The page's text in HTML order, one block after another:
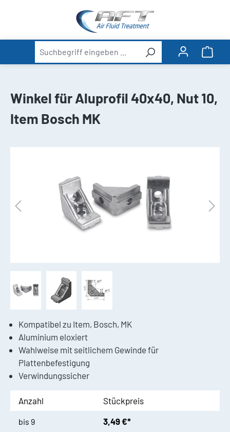
Winkel für Aluprofil 40x40, Nut 10,
Item Bosch MK
Kompatibel zu Item, Bosch, MK
Aluminium eloxiert
Wahlweise mit seitlichem Gewinde für
Plattenbefestigung
Verwindungssicher
Anzahl Stückpreis
bis 9 3,49 €*